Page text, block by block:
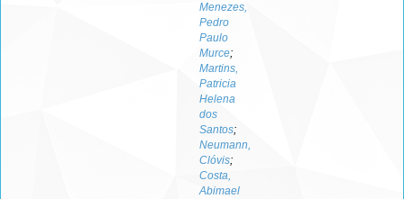
Menezes,
Pedro
Paulo
Murce;
Martins,
Patricia
Helena
dos
Santos;
Neumann,
Clóvis;
Costa,
Abimael